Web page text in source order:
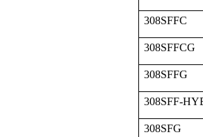
308SFFC
308SFFCG
308SFFG
308SFF-
308SFG